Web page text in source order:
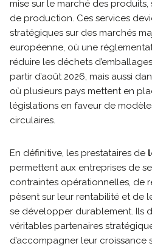
mise sur le marché des
de production. Ces services
stratégiques sur des marchés
européenne, où une
réduire les déchets
partir d’août 2026, mais aussi
où plusieurs pays mettent en
législations en faveur de
circulaires.
En définitive, les prestataires de
permettent aux entreprises de
contraintes opérationnelles, de
pèsent sur leur rentabilité et de
se développer durablement. Ils
véritables partenaires
d’accompagner leur croissance